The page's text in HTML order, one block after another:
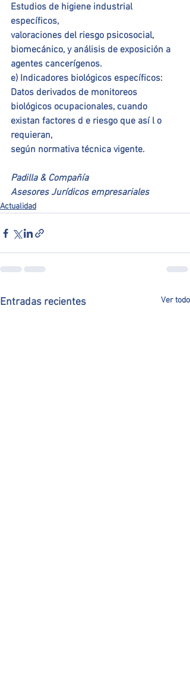
Estudios de higiene industrial
específicos,
valoraciones del riesgo psicosocial,
biomecánico, y análisis de exposición a
agentes cancerígenos.
e) Indicadores biológicos específicos:
Datos derivados de monitoreos
biológicos ocupacionales, cuando
existan factores d e riesgo que así l o
requieran,
según normativa técnica vigente.
Padilla & Compañía
Asesores Jurídicos empresariales
Actualidad
Entradas recientes Ver todo